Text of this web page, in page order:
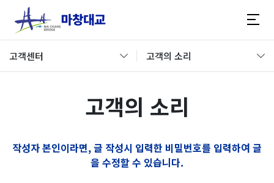
고객센터 고객의 소리
고객의 소리
작성자 본인이라면, 글 작성시 입력한 비밀번호를 입력하여 글
을 수정할 수 있습니다.